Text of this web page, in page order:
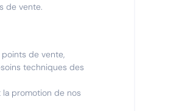
de vente.
de vente,
techniques des
la promotion de nos